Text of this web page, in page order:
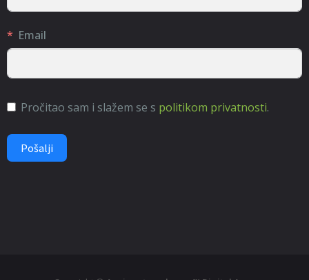
Email
Pročitao sam i slažem se s politikom privatnosti.
Pošalji